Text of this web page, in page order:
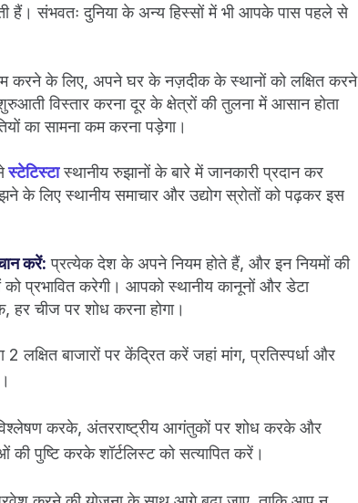
हैं। संभवतः दुनिया के अन्य हिस्सों में भी आपके पास पहले से
करने के लिए, अपने घर के नज़दीक के स्थानों को लक्षित करने
विस्तार करना दूर के क्षेत्रों की तुलना में आसान होता
का सामना कम करना पड़ेगा।
स्टेटिस्टास्थानीय रुझानों के बारे में जानकारी प्रदान कर
के लिए स्थानीय समाचार और उद्योग स्रोतों को पढ़कर इस
करें: प्रत्येक देश के अपने नियम होते हैं, और इन नियमों की
प्रभावित करेगी। आपको स्थानीय कानूनों और डेटा
हर चीज पर शोध करना होगा।
लक्षित बाजारों पर केंद्रित करें जहां मांग, प्रतिस्पर्धा और
करके, अंतरराष्ट्रीय आगंतुकों पर शोध करके और
पुष्टि करके शॉर्टलिस्ट को सत्यापित करें।